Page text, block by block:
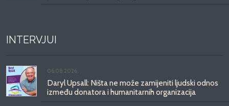
INTERVJUI
06.08.2026.
Daryl Upsall: Ništa ne može zamijeniti ljudski odnos
između donatora i humanitarnih organizacija